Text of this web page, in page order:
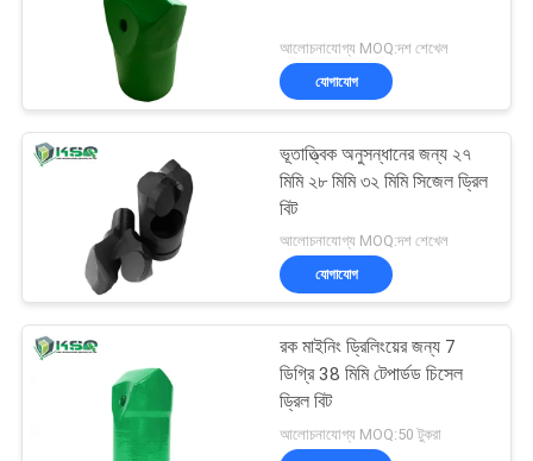
আলোচনাযোগ্য MOQ:দশ শেখেল
যোগাযোগ
ভূতাত্ত্বিক অনুসন্ধানের জন্য ২৭
মিমি ২৮ মিমি ৩২ মিমি সিজেল ড্রিল
বিট
আলোচনাযোগ্য MOQ:দশ শেখেল
যোগাযোগ
রক মাইনিং ড্রিলিংয়ের জন্য 7
ডিগ্রি 38 মিমি টেপার্ডড চিসেল
ড্রিল বিট
আলোচনাযোগ্য MOQ:50 টুকরা